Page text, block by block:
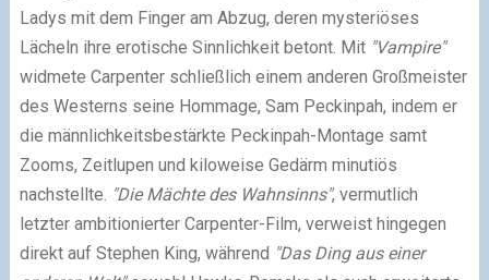
Ladys mit dem Finger am Abzug, deren mysteriöses
Lächeln ihre erotische Sinnlichkeit betont. Mit "Vampire"
widmete Carpenter schließlich einem anderen Großmeister
des Westerns seine Hommage, Sam Peckinpah, indem er
die männlichkeitsbestärkte Peckinpah-Montage samt
Zooms, Zeitlupen und kiloweise Gedärm minutiös
nachstellte. "Die Mächte des Wahnsinns", vermutlich
letzter ambitionierter Carpenter-Film, verweist hingegen
direkt auf Stephen King, während "Das Ding aus einer